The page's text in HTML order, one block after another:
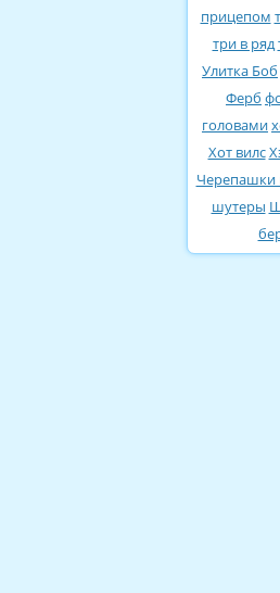
прицепом
три в ряд
Улитка Боб
Ферб
головами
Хот вилс
Черепашки
шутеры